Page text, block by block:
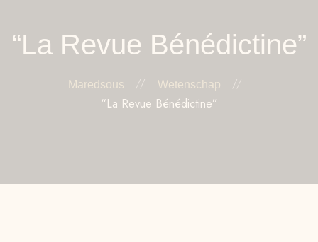
“La Revue Bénédictine”
Maredsous Wetenschap
“La Revue Bénédictine”